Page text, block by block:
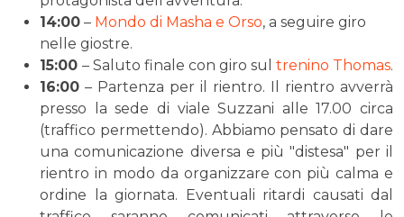
14:00 – Mondo di Masha e Orso, a seguire giro
nelle giostre.
15:00 – Saluto finale con giro sul trenino Thomas.
16:00 – Partenza per il rientro. Il rientro avverrà
presso la sede di viale Suzzani alle 17.00 circa
(traffico permettendo). Abbiamo pensato di dare
una comunicazione diversa e più "distesa" per il
rientro in modo da organizzare con più calma e
ordine la giornata. Eventuali ritardi causati dal